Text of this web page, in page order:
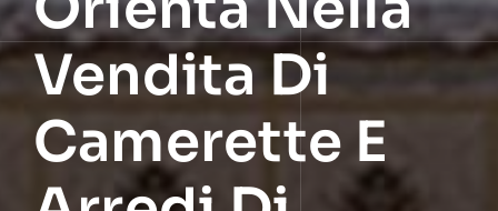
Vendita Di
Camerette E